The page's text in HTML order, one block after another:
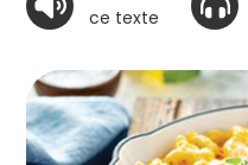
ce texte